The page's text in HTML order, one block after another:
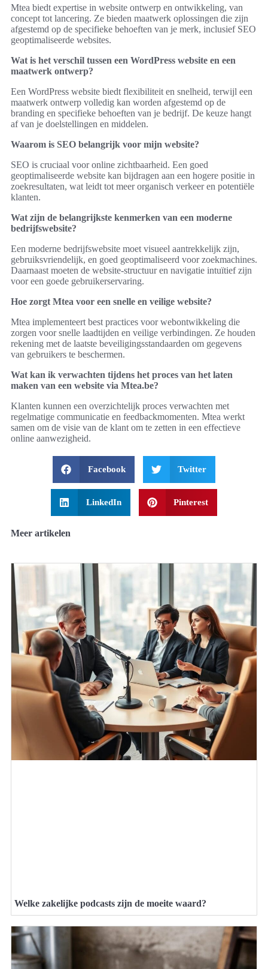
Mtea biedt expertise in website ontwerp en ontwikkeling, van
concept tot lancering. Ze bieden maatwerk oplossingen die zijn
afgestemd op de specifieke behoeften van je merk, inclusief SEO
geoptimaliseerde websites.
Wat is het verschil tussen een WordPress website en een
maatwerk ontwerp?
Een WordPress website biedt flexibiliteit en snelheid, terwijl een
maatwerk ontwerp volledig kan worden afgestemd op de
branding en specifieke behoeften van je bedrijf. De keuze hangt
af van je doelstellingen en middelen.
Waarom is SEO belangrijk voor mijn website?
SEO is cruciaal voor online zichtbaarheid. Een goed
geoptimaliseerde website kan bijdragen aan een hogere positie in
zoekresultaten, wat leidt tot meer organisch verkeer en potentiële
klanten.
Wat zijn de belangrijkste kenmerken van een moderne
bedrijfswebsite?
Een moderne bedrijfswebsite moet visueel aantrekkelijk zijn,
gebruiksvriendelijk, en goed geoptimaliseerd voor zoekmachines.
Daarnaast moeten de website-structuur en navigatie intuïtief zijn
voor een goede gebruikerservaring.
Hoe zorgt Mtea voor een snelle en veilige website?
Mtea implementeert best practices voor webontwikkeling die
zorgen voor snelle laadtijden en veilige verbindingen. Ze houden
rekening met de laatste beveiligingsstandaarden om gegevens
van gebruikers te beschermen.
Wat kan ik verwachten tijdens het proces van het laten
maken van een website via Mtea.be?
Klanten kunnen een overzichtelijk proces verwachten met
regelmatige communicatie en feedbackmomenten. Mtea werkt
samen om de visie van de klant om te zetten in een effectieve
online aanwezigheid.
Facebook Twitter
LinkedIn Pinterest
Meer artikelen
Welke zakelijke podcasts zijn de moeite waard?